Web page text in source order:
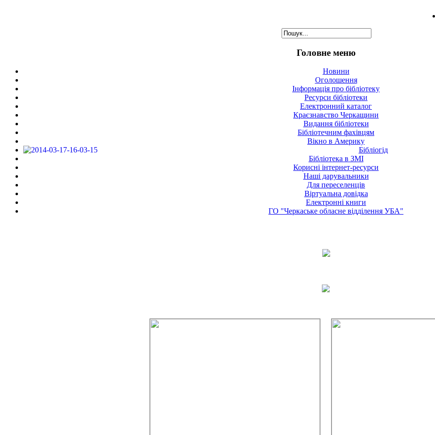
Головне меню
Новини
Оголошення
Інформація про бібліотеку
Ресурси бібліотеки
Електронний каталог
Краєзнавство Черкащини
Видання бібліотеки
Бібліотечним фахівцям
Вікно в Америку
Бібліогід
Бібліотека в ЗМІ
Корисні інтернет-ресурси
Наші дарувальники
Для переселенців
Віртуальна довідка
Електронні книги
ГО "Черкаське обласне відділення УБА"